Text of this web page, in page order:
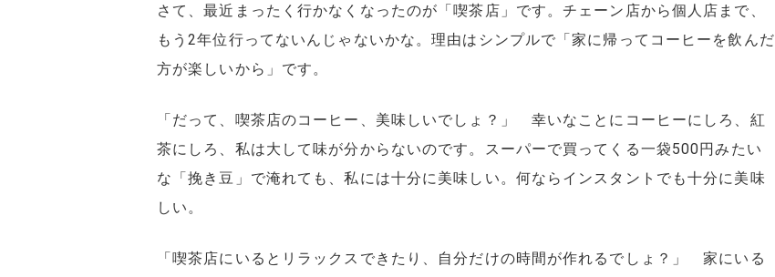
さて、最近まったく行かなくなったのが「喫茶店」です。チェーン店から個人店まで、
もう2年位行ってないんじゃないかな。理由はシンプルで「家に帰ってコーヒーを飲んだ
方が楽しいから」です。
「だって、喫茶店のコーヒー、美味しいでしょ？」 幸いなことにコーヒーにしろ、紅
茶にしろ、私は大して味が分からないのです。スーパーで買ってくる一袋500円みたい
な「挽き豆」で淹れても、私には十分に美味しい。何ならインスタントでも十分に美味
しい。
「喫茶店にいるとリラックスできたり、自分だけの時間が作れるでしょ？」 家にいる